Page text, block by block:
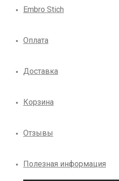
Embro Stich
Оплата
Доставка
Корзина
Отзывы
Полезная информация